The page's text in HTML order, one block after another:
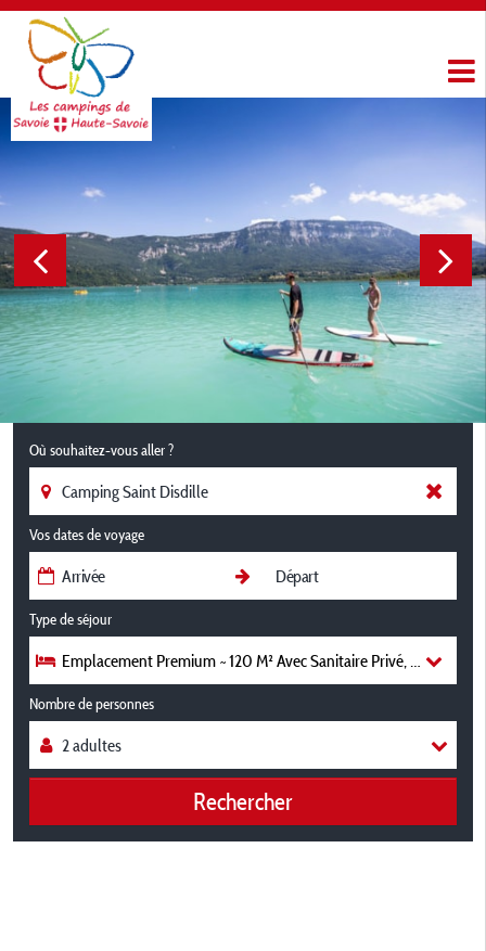
Où souhaitez-vous aller ?
Vos dates de voyage
Type de séjour
Emplacement Premium ~ 120 M² Avec Sanitaire Privé,
Nombre de personnes
Rechercher